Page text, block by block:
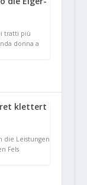
tratti più
donna a
klettert
die Leistungen
Fels